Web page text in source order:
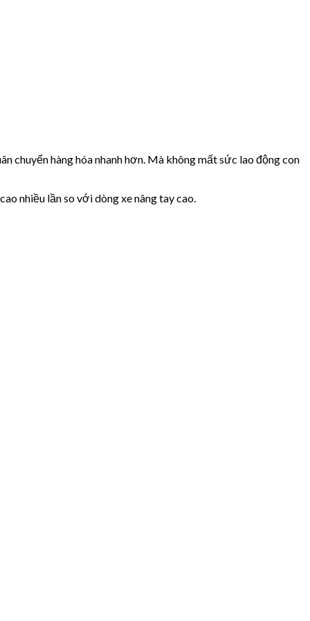
chuyển hàng hóa nhanh hơn. Mà không mất sức lao động con
nhiều lần so với dòng xe nâng tay cao.